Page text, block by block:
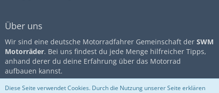
Über uns
Wir sind eine deutsche Motorradfahrer Gemeinschaft der SWM
Motorräder. Bei uns findest du jede Menge hilfreicher Tipps,
anhand derer du deine Erfahrung über das Motorrad
aufbauen kannst.
Diese Seite verwendet Cookies. Durch die Nutzung unserer Seite erklären